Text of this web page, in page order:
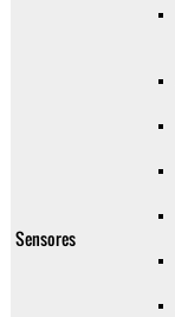
Sensores